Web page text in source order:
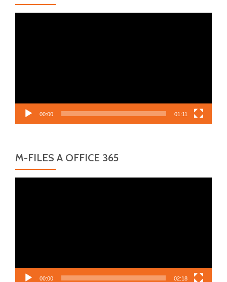
00:00 01:11
M-FILES A OFFICE 365
00:00 02:18